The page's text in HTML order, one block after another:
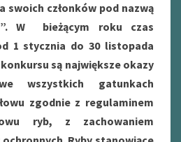
swoich członków pod nazwą
W bieżącym roku czas
1 stycznia do 30 listopada
są największe okazy
wszystkich gatunkach
zgodnie z regulaminem
ryb, z zachowaniem